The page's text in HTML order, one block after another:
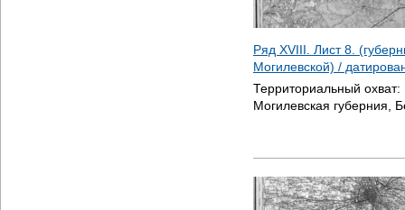
Ряд XVIII. Лист 8.
Могилевской) /
Территориальный охват:
Могилевская губерния,